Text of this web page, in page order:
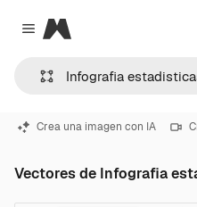
Close menu
Magnific
Crea una imagen con IA
Vectores de Infografia